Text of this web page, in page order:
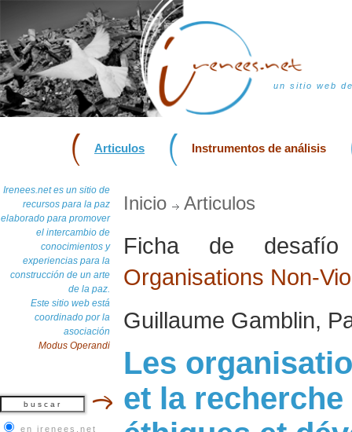
un sitio web
Articulos Instrumentos de análisis
Irenees.net es un sitio de
recursos para la paz
elaborado para promover
el intercambio de
conocimientos y
experiencias para la
construcción de un arte
de la paz.
Este sitio web está
coordinado por la
asociación
Modus Operandi
en irenees.net
Inicio Articulos
Ficha de
Organisations Non-
Guillaume Gamblin,
Les
et la